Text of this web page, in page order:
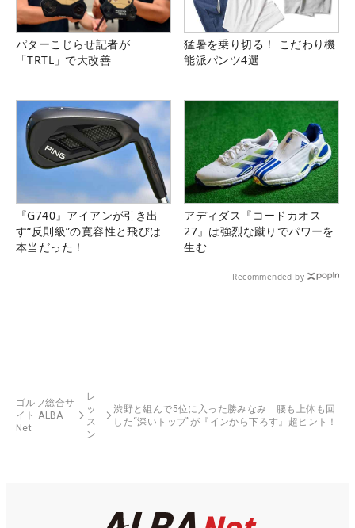
パターこじらせ記者が
「TRTL」で大改善
猛暑を乗り切る！ こだわり機
能派パンツ4選
『G740』アイアンが引き出
す“反則級”の寛容性と飛びは
本当だった！
アディダス『コードカオス
27』は強烈な蹴りでパワーを
生む
Recommended by
ゴルフ総合サ
イト ALBA
Net
レ
ッ
ス
ン
渋野と組んで5位に入った勝みなみ 腰も上体も回
した“深いトップ”が『インから下ろす』超ヒント！